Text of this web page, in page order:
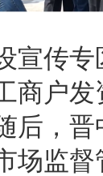
宣传
商户
后，
场监